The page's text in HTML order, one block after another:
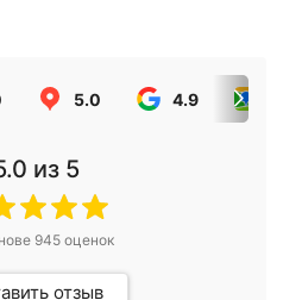
5.0 4.9
из 5
945оценок
отзыв